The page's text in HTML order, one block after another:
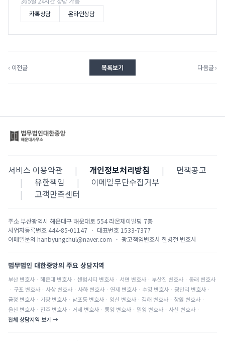
카톡상담
온라인상담
‹ 이전글 목록보기 다음글 ›
서비스 이용약관 | 개인정보처리방침 |
면책공고
|
유한책임 |
이메일무단수집거부
|
고객만족센터
주소부산광역시 해운대구 해운대로 554 라온제이빌딩 7층
사업자등록번호 444-85-01147 · 대표번호 1533-7377
이메일문의 hanbyungchul@naver.com · 광고책임변호사한병철 변호사
법무법인 대한중앙의 주요 상담지역
부산 변호사 · 해운대 변호사 · 센텀시티 변호사 · 서면 변호사 · 부산진 변호사 · 동래 변호사
· 구포 변호사 · 사상 변호사 · 사하 변호사 · 연제 변호사 · 수영 변호사 · 광안리 변호사 ·
금정 변호사 · 기장 변호사 · 남포동 변호사 · 양산 변호사 · 김해 변호사 · 창원 변호사 ·
울산 변호사 · 진주 변호사 · 거제 변호사 · 통영 변호사 · 밀양 변호사 · 사천 변호사 ·
전체 상담지역 보기 →